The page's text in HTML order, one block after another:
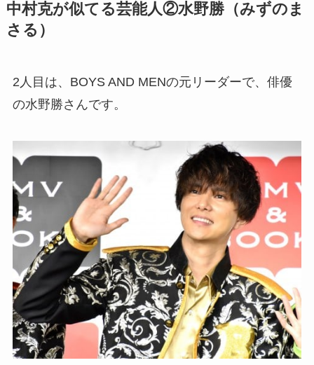
中村克が似てる芸能人②水野勝（みずのま
さる）
2人目は、BOYS AND MENの元リーダーで、俳優
の水野勝さんです。